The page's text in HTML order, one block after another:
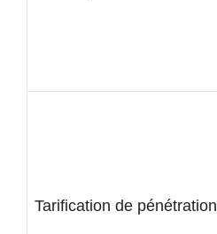
Tarification de pénétration